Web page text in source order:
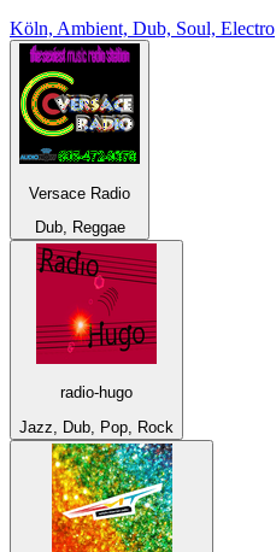
Köln, Ambient, Dub, Soul, Electro
Versace Radio
Dub, Reggae
radio-hugo
Jazz, Dub, Pop, Rock